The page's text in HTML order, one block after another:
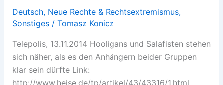
Deutsch, Neue Rechte & Rechtsextremismus,
Sonstiges/ Tomasz Konicz
Telepolis, 13.11.2014 Hooligans und Salafisten stehen
sich näher, als es den Anhängern beider Gruppen
klar sein dürfte Link:
http://www.heise.de/tp/artikel/43/43316/1.html